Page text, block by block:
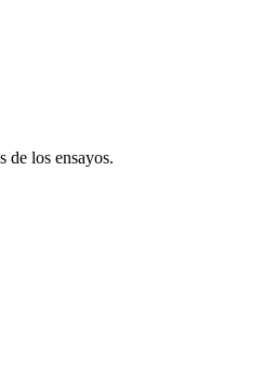
de los ensayos.